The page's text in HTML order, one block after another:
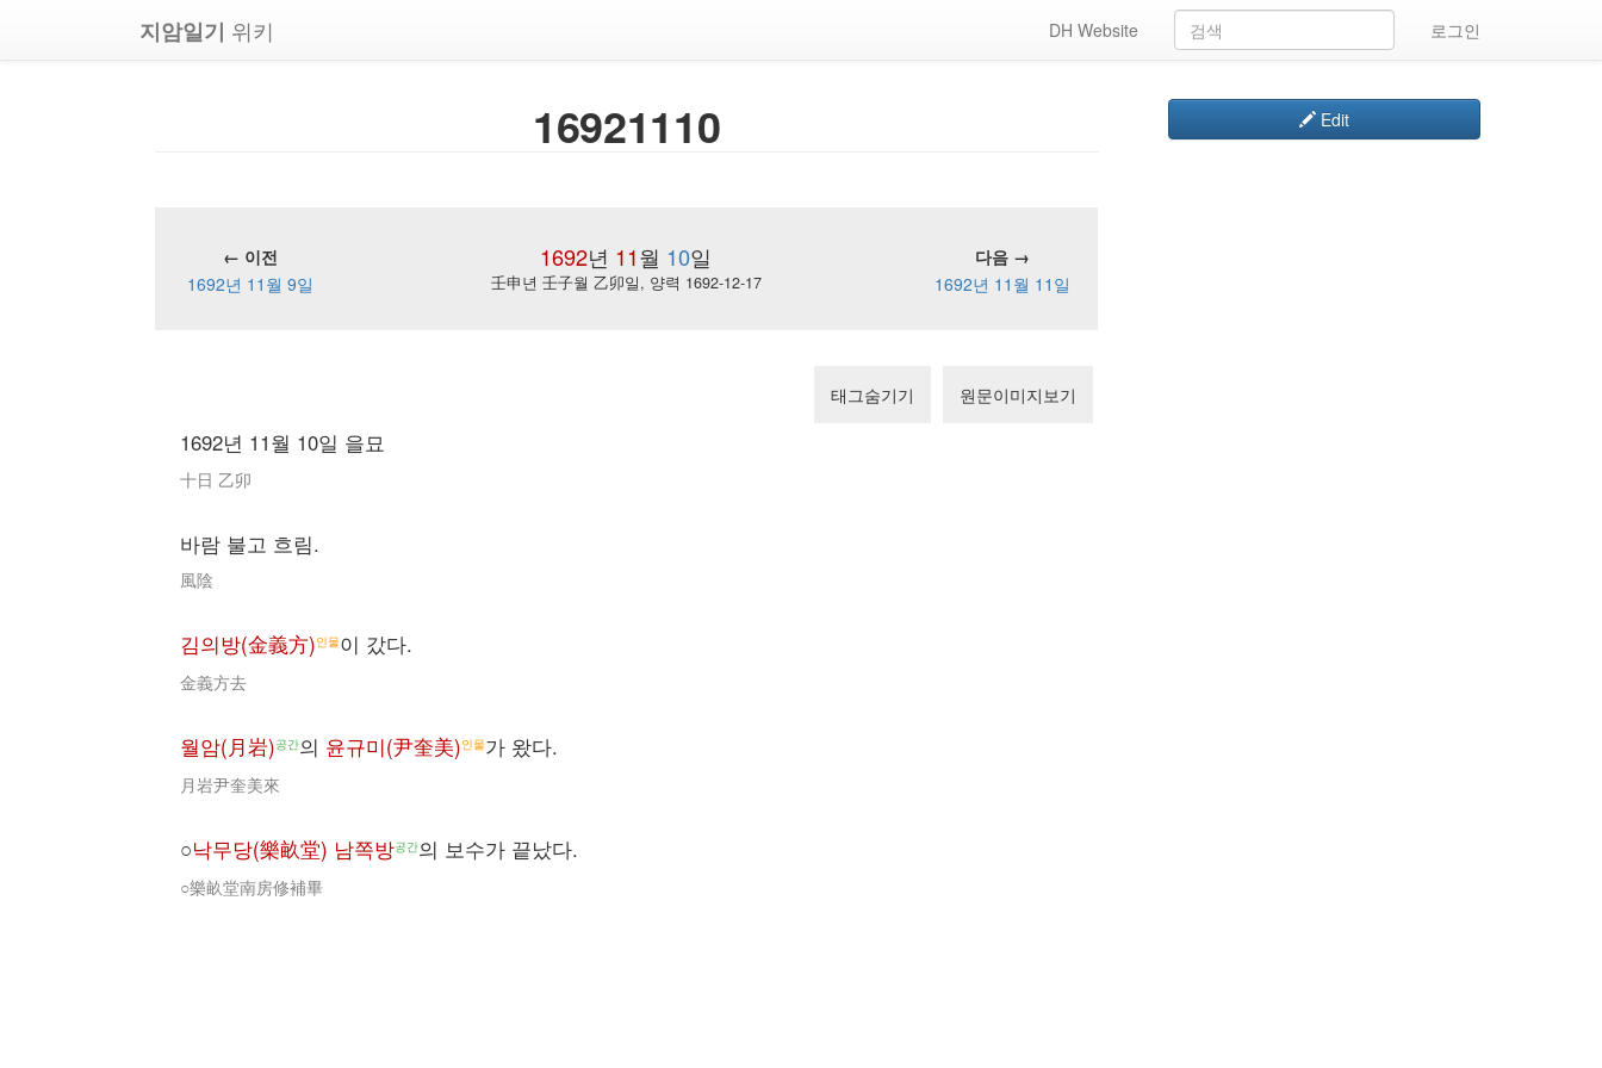
지암일기 위키 로그인
DH Website
16921110
1692년 11월 10일
← 이전
다음 →
1692년 11월 9일
壬申년 壬子월 乙卯일, 양력 1692-12-17 1692년 11월 11일
태그숨기기 원문이미지보기
1692년 11월 10일 을묘
十日 乙卯
바람 불고 흐림.
風陰
김의방(金義方)인물이 갔다.
金義方去
월암(月岩)공간의 윤규미(尹奎美)인물가 왔다.
月岩尹奎美來
○낙무당(樂畝堂) 남쪽방공간의 보수가 끝났다.
○樂畝堂南房修補畢
Edit